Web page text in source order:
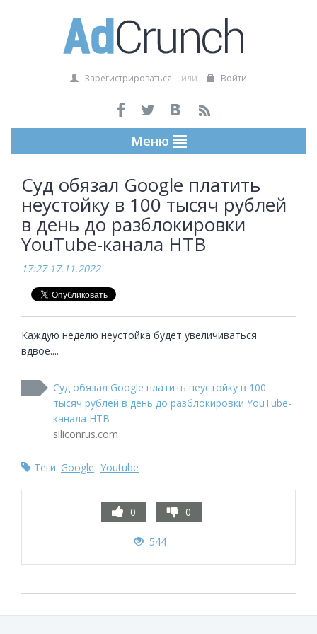
Зарегистрироваться или Войти
Меню
Суд обязал Google платить
неустойку в 100 тысяч рублей
в день до разблокировки
YouTube-канала НТВ
17:27 17.11.2022
Каждую неделю неустойка будет увеличиваться
вдвое....
Суд обязал Google платить неустойку в 100
тысяч рублей в день до разблокировки YouTube-
канала НТВ
siliconrus.com
Теги: Google Youtube
0 0
544